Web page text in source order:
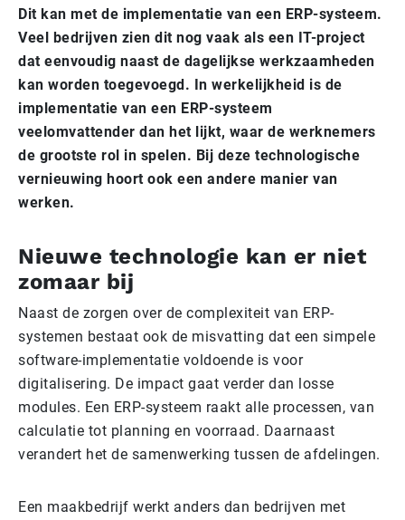
Dit kan met de implementatie van een ERP-systeem.
Veel bedrijven zien dit nog vaak als een IT-project
dat eenvoudig naast de dagelijkse werkzaamheden
kan worden toegevoegd. In werkelijkheid is de
implementatie van een ERP-systeem
veelomvattender dan het lijkt, waar de werknemers
de grootste rol in spelen. Bij deze technologische
vernieuwing hoort ook een andere manier van
werken.
Nieuwe technologie kan er niet
zomaar bij
Naast de zorgen over de complexiteit van ERP-
systemen bestaat ook de misvatting dat een simpele
software-implementatie voldoende is voor
digitalisering. De impact gaat verder dan losse
modules. Een ERP-systeem raakt alle processen, van
calculatie tot planning en voorraad. Daarnaast
verandert het de samenwerking tussen de afdelingen.
Een maakbedrijf werkt anders dan bedrijven met